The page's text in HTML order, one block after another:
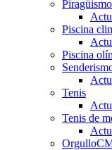
Piragüismo
Piscina
Piscina
Tenis
Tenis de